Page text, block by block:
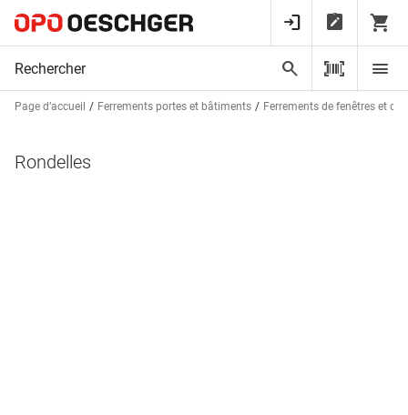
Page d’accueil Ferrements portes et bâtiments Ferrements de fenêtres et de
Rondelles